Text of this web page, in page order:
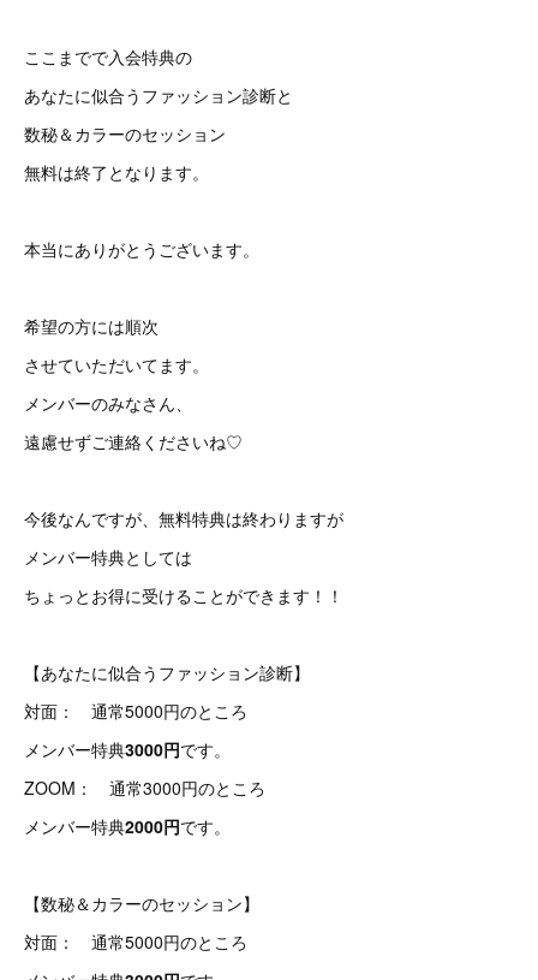
ここまでで入会特典の
あなたに似合うファッション診断と
数秘＆カラーのセッション
無料は終了となります。
本当にありがとうございます。
希望の方には順次
させていただいてます。
メンバーのみなさん、
遠慮せずご連絡くださいね♡
今後なんですが、無料特典は終わりますが
メンバー特典としては
ちょっとお得に受けることができます！！
【あなたに似合うファッション診断】
対面： 通常5000円のところ
メンバー特典3000円です。
ZOOM： 通常3000円のところ
メンバー特典2000円です。
【数秘＆カラーのセッション】
対面： 通常5000円のところ